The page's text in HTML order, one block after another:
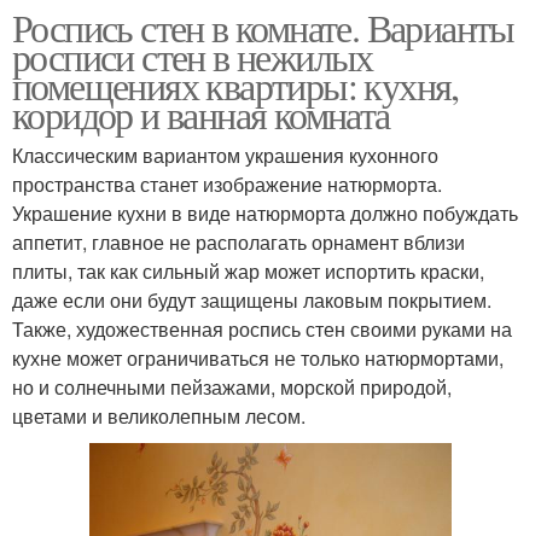
Роспись стен в комнате. Варианты
росписи стен в нежилых
помещениях квартиры: кухня,
коридор и ванная комната
Классическим вариантом украшения кухонного
пространства станет изображение натюрморта.
Украшение кухни в виде натюрморта должно побуждать
аппетит, главное не располагать орнамент вблизи
плиты, так как сильный жар может испортить краски,
даже если они будут защищены лаковым покрытием.
Также, художественная роспись стен своими руками на
кухне может ограничиваться не только натюрмортами,
но и солнечными пейзажами, морской природой,
цветами и великолепным лесом.